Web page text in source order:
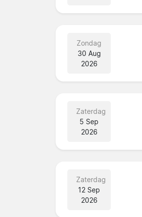
Zondag
30 Aug
2026
Zaterdag
5 Sep
2026
Zaterdag
12 Sep
2026